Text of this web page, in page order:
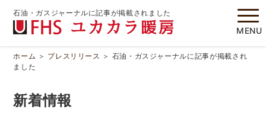
石油・ガスジャーナルに記事が掲載されました
MENU
ホーム ＞ プレスリリース ＞ 石油・ガスジャーナルに記事が掲載され
ました
新着情報